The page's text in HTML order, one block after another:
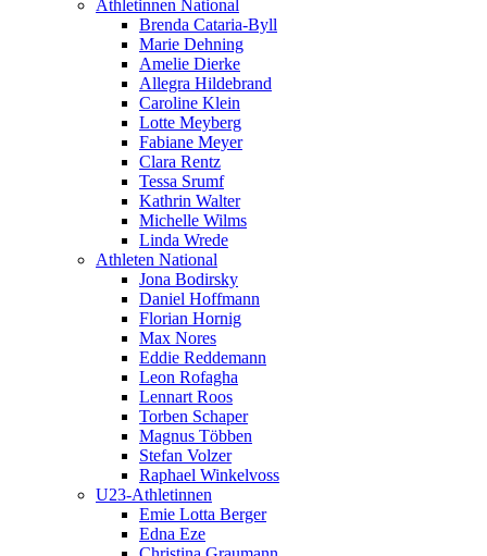
Athletinnen National
Brenda Cataria-Byll
Marie Dehning
Amelie Dierke
Allegra Hildebrand
Caroline Klein
Lotte Meyberg
Fabiane Meyer
Clara Rentz
Tessa Srumf
Kathrin Walter
Michelle Wilms
Linda Wrede
Athleten National
Jona Bodirsky
Daniel Hoffmann
Florian Hornig
Max Nores
Eddie Reddemann
Leon Rofagha
Lennart Roos
Torben Schaper
Magnus Többen
Stefan Volzer
Raphael Winkelvoss
U23-Athletinnen
Emie Lotta Berger
Edna Eze